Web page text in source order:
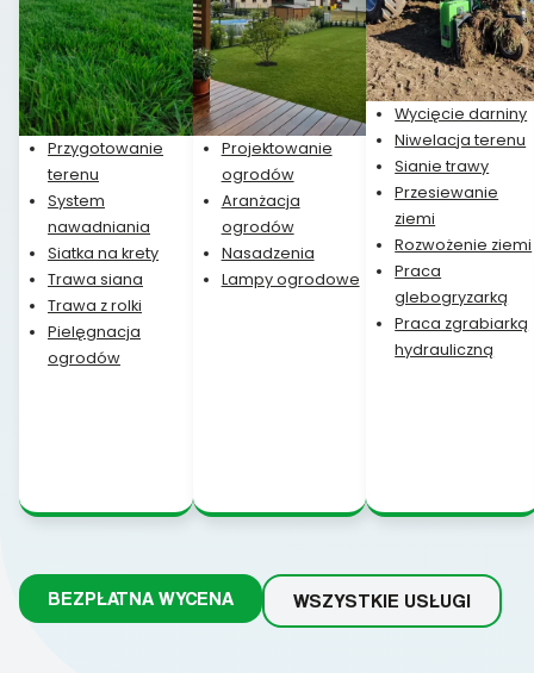
Przygotowanie
terenu
System
nawadniania
Siatka na krety
Trawa siana
Trawa z rolki
Pielęgnacja
ogrodów
Projektowanie
ogrodów
Aranżacja
ogrodów
Nasadzenia
Lampy ogrodowe
Wycięcie darniny
Niwelacja terenu
Sianie trawy
Przesiewanie
ziemi
Rozwożenie ziemi
Praca
glebogryzarką
Praca zgrabiarką
hydrauliczną
BEZPŁATNA WYCENA WSZYSTKIE USŁUGI